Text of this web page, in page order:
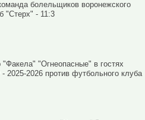
болельщиков воронежского
"Стерх" - 11:3
"Огнеопасные" в гостях
2025-2026 против футбольного клуба